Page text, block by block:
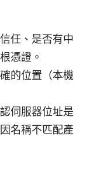
任、是否有中
憑證。
的位置（本機
伺服器位址是
名稱不匹配產